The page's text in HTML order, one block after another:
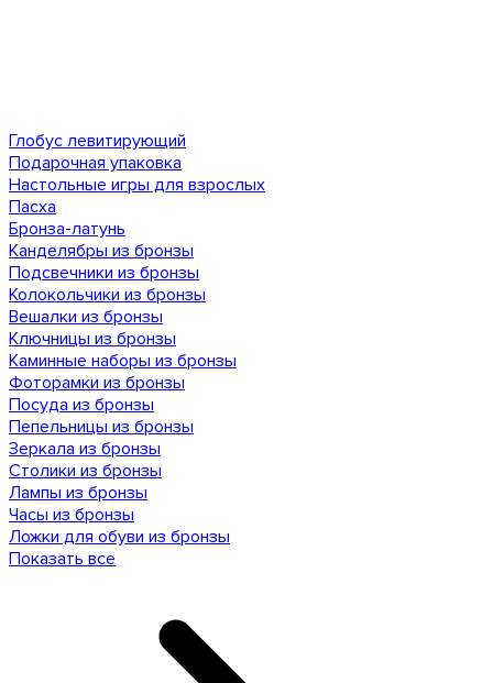
Глобус левитирующий
Подарочная упаковка
Настольные игры для взрослых
Пасха
Бронза-латунь
Канделябры из бронзы
Подсвечники из бронзы
Колокольчики из бронзы
Вешалки из бронзы
Ключницы из бронзы
Каминные наборы из бронзы
Фоторамки из бронзы
Посуда из бронзы
Пепельницы из бронзы
Зеркала из бронзы
Столики из бронзы
Лампы из бронзы
Часы из бронзы
Ложки для обуви из бронзы
Показать все